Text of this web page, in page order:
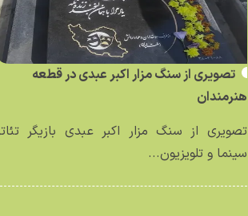
تصویری از سنگ مزار اکبر عبدی در قطعه
هنرمندان
تصویری از سنگ مزار اکبر عبدی بازیگر
سینما و تلویزیون...